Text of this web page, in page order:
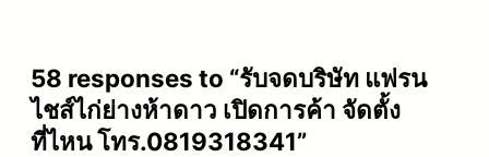
58 responses to “รับจดบริษัท แฟรน
ไชส์ไก่ย่างห้าดาว เปิดการค้า จัดตั้ง
ที่ไหน โทร.0819318341”